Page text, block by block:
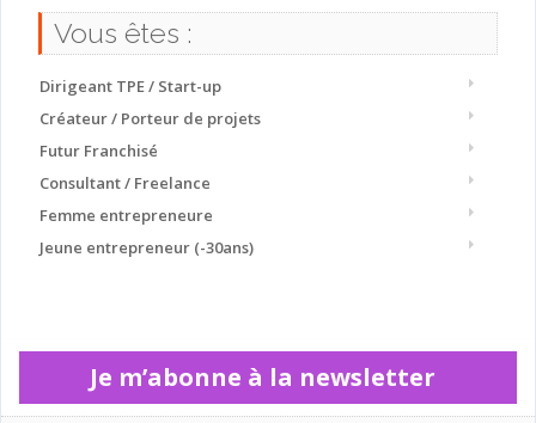
Vous êtes :
Dirigeant TPE / Start-up
Créateur / Porteur de projets
Futur Franchisé
Consultant / Freelance
Femme entrepreneure
Jeune entrepreneur (-30ans)
Je m’abonne à la newsletter